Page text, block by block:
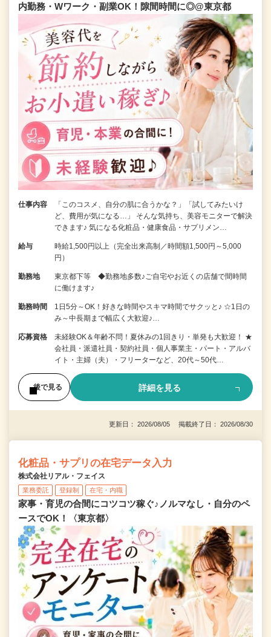
内勤務・Wワーク・副業OK！隙間時間に◎@東京都
仕事内容
「このコスメ、自分の肌に合うかな？」「試してみたいけ
ど、費用が気になる…」 そんな気持ち、美容モニターで解決
できます♪ 気になる化粧品・健康食品・サプリメン…
給与
時給1,500円以上（完全出来高制／時間額1,500円～5,000
円）
勤務地
東京都下等 ◆勤務地多数♪ご自宅やお近くの店舗で間時間
に働けます♪
勤務時間
1日5分～OK！好きな時間やスキマ時間でサクッと♪ ☆1日の
み～中長期まで幅広く大歓迎♪…
応募資格
未経験OK＆年齢不問！夏休みの1回きり・単発も大歓迎！ ★
会社員・派遣社員・契約社員・個人事業主・パート・アルバ
イト・主婦（夫）・フリーターなど、20代～50代…
後で見る 詳細を見る
更新日： 2026/08/05 掲載終了日： 2026/08/30
化粧品・サプリの在宅データ入力
株式会社リアル・フェイス
業務委託 登録制 在宅・内職
家事・育児の合間にコツコツ稼ぐ♪ノルマなし・自分のペ
ースでOK！〈東京都〉